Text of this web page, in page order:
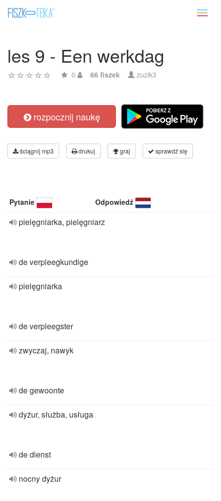
les 9 - Een werkdag
0 66 fiszek zuzik3
rozpocznij naukę
ściągnij mp3 drukuj graj sprawdź się
Pytanie Odpowiedź
pielęgniarka, pielęgniarz
de verpleegkundige
pielęgniarka
de verpleegster
zwyczaj, nawyk
de gewoonte
dyżur, służba, usługa
de dienst
nocny dyżur